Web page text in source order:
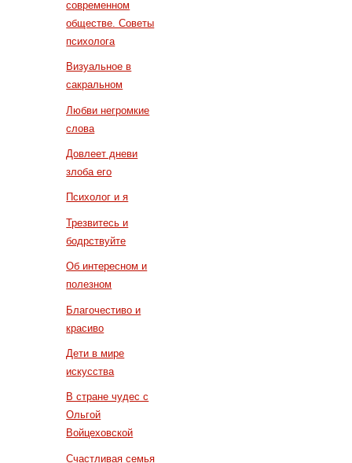
современном
обществе. Советы
психолога
Визуальное в
сакральном
Любви негромкие
слова
Довлеет дневи
злоба его
Психолог и я
Трезвитесь и
бодрствуйте
Об интересном и
полезном
Благочестиво и
красиво
Дети в мире
искусства
В стране чудес с
Ольгой
Войцеховской
Счастливая семья